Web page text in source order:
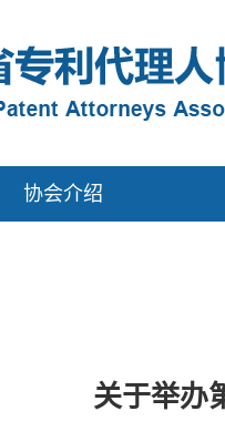
协会介绍
关于举办